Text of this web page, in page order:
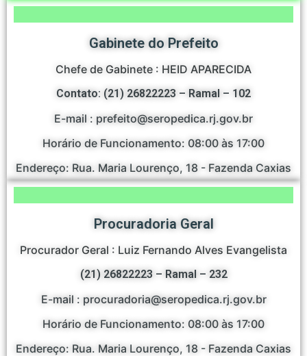
Gabinete do Prefeito
Chefe de Gabinete : HEID APARECIDA
Contato: (21) 26822223 – Ramal – 102
E-mail : prefeito@seropedica.rj.gov.br
Horário de Funcionamento: 08:00 às 17:00
Endereço: Rua. Maria Lourenço, 18 - Fazenda Caxias
Procuradoria Geral
Procurador Geral : Luiz Fernando Alves Evangelista
(21) 26822223 – Ramal – 232
E-mail : procuradoria@seropedica.rj.gov.br
Horário de Funcionamento: 08:00 às 17:00
Endereço: Rua. Maria Lourenço, 18 - Fazenda Caxias